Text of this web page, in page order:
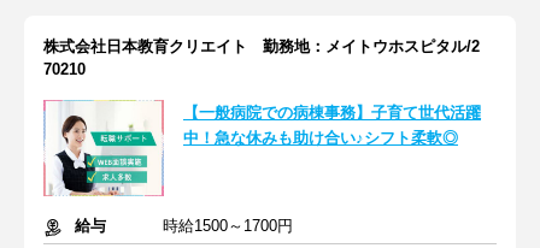
株式会社日本教育クリエイト 勤務地：メイトウホスピタル/2
70210
【一般病院での病棟事務】子育て世代活躍
中！急な休みも助け合い♪シフト柔軟◎
給与
時給1500～1700円